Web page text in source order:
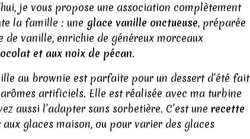
je vous propose une association complètement
la famille : une glace vanille onctueuse, préparée
de vanille, enrichie de généreux morceaux
et aux noix de pécan.
au brownie est parfaite pour un dessert d’été fait
artificiels. Elle est réalisée avec ma turbine
aussi l’adapter sans sorbetière. C’est une recette
glaces maison, ou pour varier des glaces